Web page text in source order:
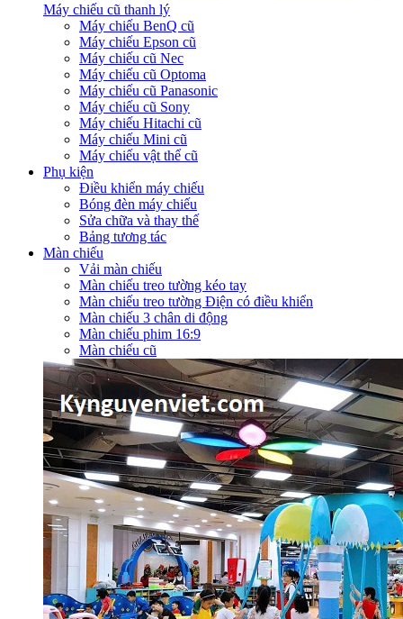
Máy chiếu cũ thanh lý
Máy chiếu BenQ cũ
Máy chiếu Epson cũ
Máy chiếu cũ Nec
Máy chiếu cũ Optoma
Máy chiếu cũ Panasonic
Máy chiếu cũ Sony
Máy chiếu Hitachi cũ
Máy chiếu Mini cũ
Máy chiếu vật thể cũ
Phụ kiện
Điều khiển máy chiếu
Bóng đèn máy chiếu
Sửa chữa và thay thế
Bảng tương tác
Màn chiếu
Vải màn chiếu
Màn chiếu treo tường kéo tay
Màn chiếu treo tường Điện có điều khiển
Màn chiếu 3 chân di động
Màn chiếu phim 16:9
Màn chiếu cũ